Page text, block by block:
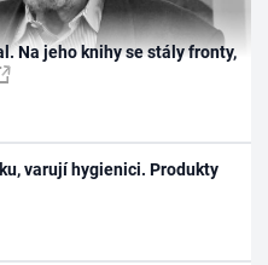
Na jeho knihy se stály fronty,
varují hygienici. Produkty